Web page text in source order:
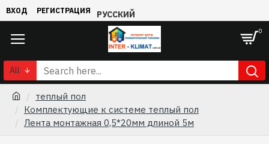
ВХОД РЕГИСТРАЦИЯ РУССКИЙ
0
All
теплый пол
Комплектующие к системе теплый пол
Лента монтажная 0,5*20мм длиной 5м